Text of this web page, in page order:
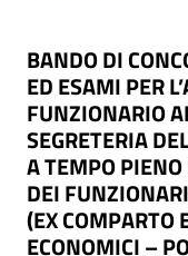
BANDO DI
ED ESAMI PER
FUNZIONARIO
SEGRETERIA
A TEMPO
DEI
(EX COMPARTO
ECONOMICI –